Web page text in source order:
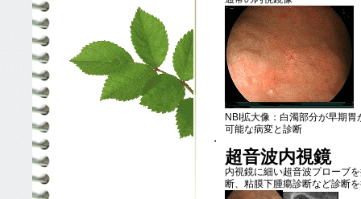
NBI拡大像：白濁部分が早期
可能な病変と診断
・
超音波内視鏡
内視鏡に細い超音波プローブ
断、粘膜下腫瘍診断など診断